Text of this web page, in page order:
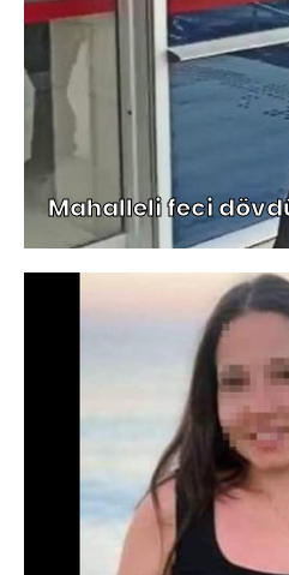
Mahalleli feci